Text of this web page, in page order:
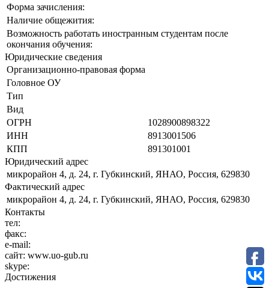
Форма зачисления:
Наличие общежития:
Возможность работать иностранным студентам после
окончания обучения:
Юридические сведения
Организационно-правовая форма
Головное ОУ
Тип
Вид
ОГРН
1028900898322
ИНН
8913001506
КПП
891301001
Юридический адрес
микрорайон 4, д. 24, г. Губкинский, ЯНАО, Россия, 629830
Фактический адрес
микрорайон 4, д. 24, г. Губкинский, ЯНАО, Россия, 629830
Контакты
тел:
факс:
e-mail:
сайт: www.uo-gub.ru
skype:
Достижения